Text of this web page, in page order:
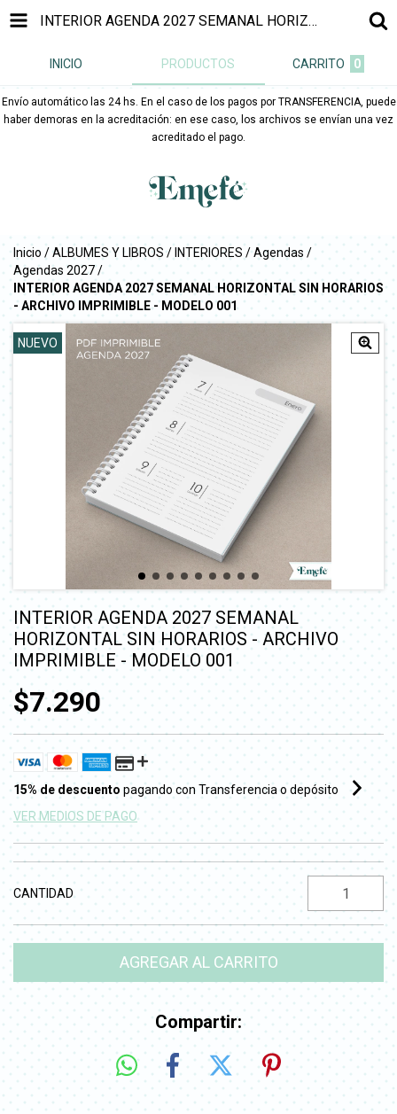
INTERIOR AGENDA 2027 SEMANAL HORIZONTAL SIN HORARIOS - ARCHIVO IMPRIMIBLE - MODELO 001
INICIO PRODUCTOS CARRITO 0
Envío automático las 24 hs. En el caso de los pagos por TRANSFERENCIA, puede
haber demoras en la acreditación: en ese caso, los archivos se envían una vez
acreditado el pago.
Inicio /ALBUMES Y LIBROS / INTERIORES /Agendas /
Agendas 2027/
INTERIOR AGENDA 2027 SEMANAL HORIZONTAL SIN HORARIOS
- ARCHIVO IMPRIMIBLE - MODELO 001
NUEVO
INTERIOR AGENDA 2027 SEMANAL
HORIZONTAL SIN HORARIOS - ARCHIVO
IMPRIMIBLE - MODELO 001
$7.290
15% de descuento pagando con Transferencia o depósito
VER MEDIOS DE PAGO
CANTIDAD
Compartir: